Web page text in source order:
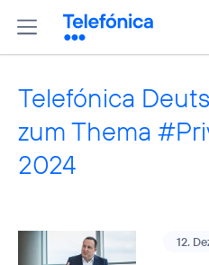
Telefónica
zum Thema
2024
12.